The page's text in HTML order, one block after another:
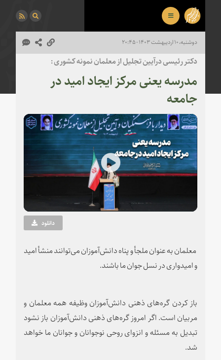
دوشنبه، ۱۰ اردیبهشت ۱۴۰۳ - ۲۰:۴۵
دکتر رئیسی درآیین تجلیل از معلمان نمونه کشوری :
مدرسه یعنی مرکز ایجاد امید در
جامعه
Play
Video دانلود
معلمان‌‌ به عنوان ملجأ و پناه دانش‌آموزان می‌توانند منشأ امید
و امیدواری در نسل جوان ما باشند.
باز کردن گره‌های ذهنی دانش‌آموزان وظیفه همه معلمان و
مربیان است. اگر امروز گره‌های ذهنی دانش‌آموزان باز نشود
تبدیل به مسئله و انزوای روحی نوجوانان و جوانان ما خواهد
شد.